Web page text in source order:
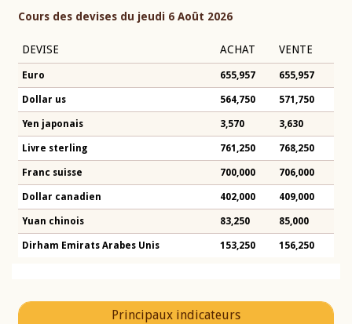
Cours des devises du jeudi 6 Août 2026
DEVISE ACHAT VENTE
Euro 655,957 655,957
Dollar us 564,750 571,750
Yen japonais 3,570 3,630
Livre sterling 761,250 768,250
Franc suisse 700,000 706,000
Dollar canadien 402,000 409,000
Yuan chinois 83,250 85,000
Dirham Emirats Arabes Unis 153,250 156,250
Principaux indicateurs